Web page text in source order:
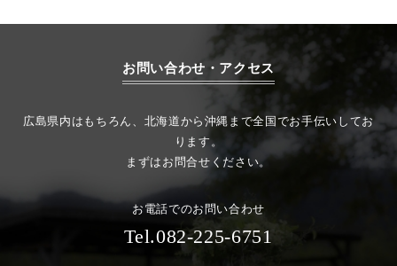
お問い合わせ・アクセス
広島県内はもちろん、北海道から沖縄まで全国でお手伝いしてお
ります。
まずはお問合せください。
お電話でのお問い合わせ
Tel.082-225-6751